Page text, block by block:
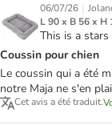
06/07/26 |
L 90 x B 56 x H
This is a
Coussin pour chien
Le coussin qui a été
notre Maja ne s'en
Cet avis a été traduit.